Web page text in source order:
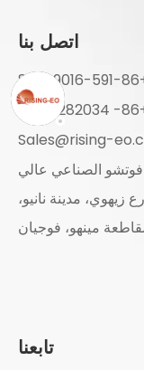
اتصل بنا
Sales@rising-
المبنى 10أ، مجمع فوتشو الصناعي عالي
بولي للاتصالات، رقم 20 شارع زيهوي، مدينة نانيو،
مينهو، فوجيان
تابعنا